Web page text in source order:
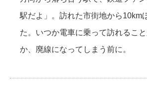
駅だよ」。訪れた市街地から10km
た。いつか電車に乗って訪れるこ
か、廃線になってしまう前に。